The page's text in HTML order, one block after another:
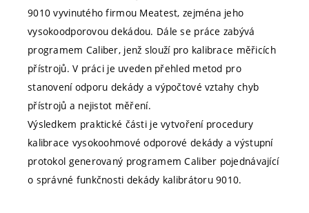
9010 vyvinutého firmou Meatest, zejména jeho
vysokoodporovou dekádou. Dále se práce zabývá
programem Caliber, jenž slouží pro kalibrace měřicích
přístrojů. V práci je uveden přehled metod pro
stanovení odporu dekády a výpočtové vztahy chyb
přístrojů a nejistot měření.
Výsledkem praktické části je vytvoření procedury
kalibrace vysokoohmové odporové dekády a výstupní
protokol generovaný programem Caliber pojednávající
o správné funkčnosti dekády kalibrátoru 9010.